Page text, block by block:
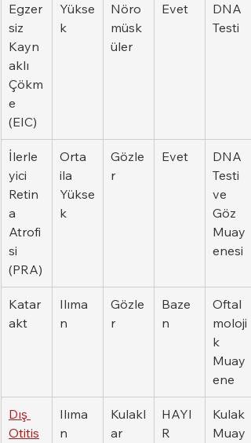
Egzer
siz
Kayn
aklı
Çökm
e
(EIC)
Yükse
k
Nöro
müsk
üler
Evet
DNA
Testi
İlerle
yici
Retin
a
Atrofi
si
(PRA)
Orta
ila
Yükse
k
Gözle
r
Evet
DNA
Testi
ve
Göz
Muay
enesi
Katar
akt
Ilıma
n
Gözle
r
Baze
n
Oftal
moloji
k
Muay
ene
Dış
Otitis
Ilıma
n
Kulakl
ar
HAYI
R
Kulak
Muay